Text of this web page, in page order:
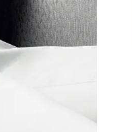
WEDDING Apr, 14, 2026
【ブルガリ】プロポーズで贈ら
れたのは、リングじゃなくてネ
ックレスだった！【CLASSY.世代
のブライダルリング物語 #15】 |